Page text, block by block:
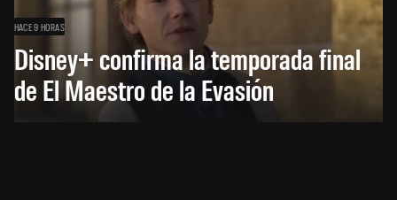
HACE 9 HORAS
Disney+ confirma la temporada final
de El Maestro de la Evasión